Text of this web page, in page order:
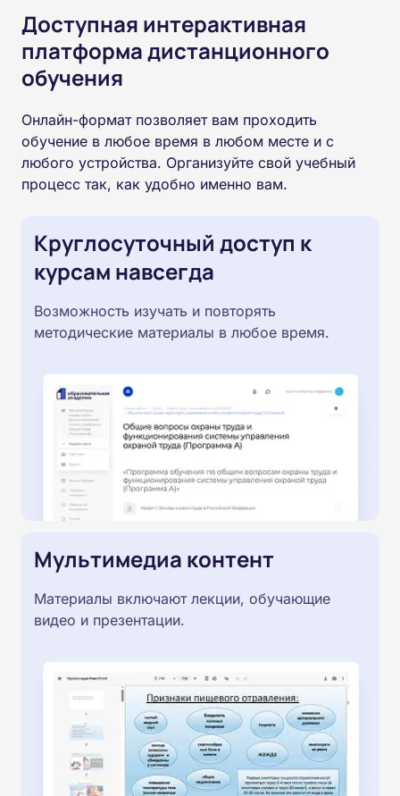
Доступная интерактивная
платформа дистанционного
обучения
Онлайн-формат позволяет вам проходить
обучение в любое время в любом месте и с
любого устройства. Организуйте свой учебный
процесс так, как удобно именно вам.
Круглосуточный доступ к
курсам навсегда
Возможность изучать и повторять
методические материалы в любое время.
Мультимедиа контент
Материалы включают лекции, обучающие
видео и презентации.